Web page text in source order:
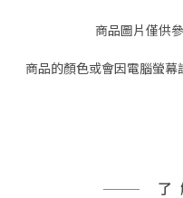
商品圖片僅供
商品的顏色或會因電腦螢
了